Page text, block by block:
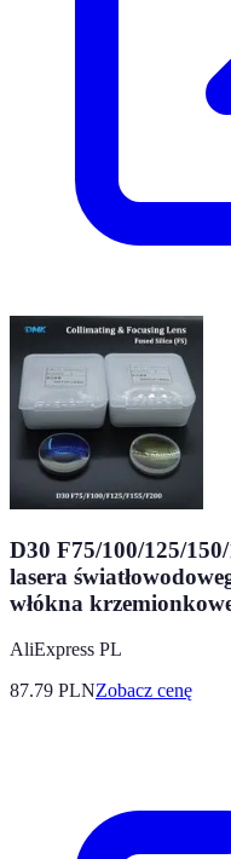
D30 F75/100/125/
lasera
włókna
AliExpress PL
87.79 PLNZobacz cenę